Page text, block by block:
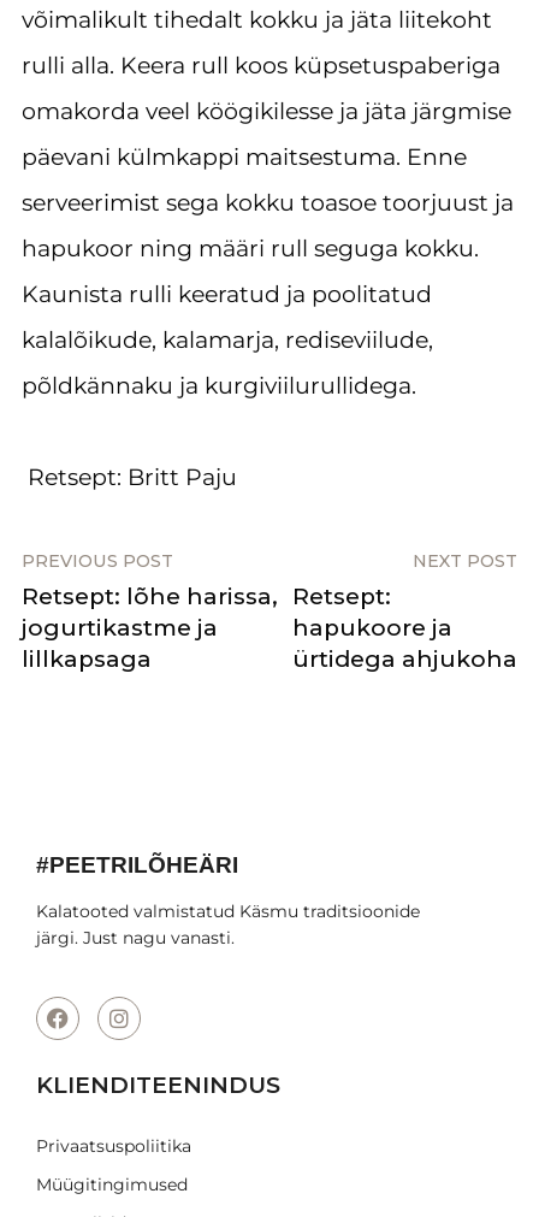
võimalikult tihedalt kokku ja jäta liitekoht
rulli alla. Keera rull koos küpsetuspaberiga
omakorda veel köögikilesse ja jäta järgmise
päevani külmkappi maitsestuma. Enne
serveerimist sega kokku toasoe toorjuust ja
hapukoor ning määri rull seguga kokku.
Kaunista rulli keeratud ja poolitatud
kalalõikude, kalamarja, rediseviilude,
põldkännaku ja kurgiviilurullidega.
Retsept: Britt Paju
PREVIOUS POST NEXT POST
Retsept: lõhe harissa,
jogurtikastme ja
lillkapsaga
Retsept:
hapukoore ja
ürtidega ahjukoha
#PEETRILÕHEÄRI
Kalatooted valmistatud Käsmu traditsioonide
järgi. Just nagu vanasti.
KLIENDITEENINDUS
Privaatsuspoliitika
Müügitingimused